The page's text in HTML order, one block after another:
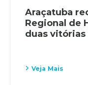
Araçatuba
Regional de
duas vitórias
Veja Mais